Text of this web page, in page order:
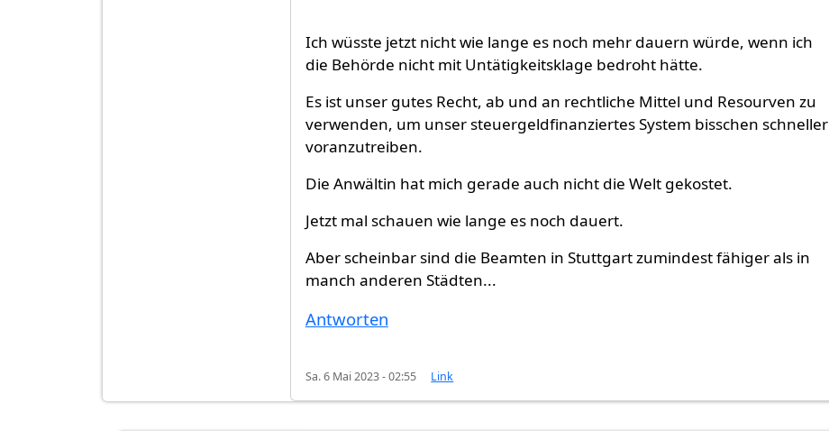
Ich wüsste jetzt nicht wie lange es noch mehr dauern würde, wenn ich
die Behörde nicht mit Untätigkeitsklage bedroht hätte.
Es ist unser gutes Recht, ab und an rechtliche Mittel und Resourven zu
verwenden, um unser steuergeldfinanziertes System bisschen schneller
voranzutreiben.
Die Anwältin hat mich gerade auch nicht die Welt gekostet.
Jetzt mal schauen wie lange es noch dauert.
Aber scheinbar sind die Beamten in Stuttgart zumindest fähiger als in
manch anderen Städten...
Antworten
Sa. 6 Mai 2023 - 02:55 Link